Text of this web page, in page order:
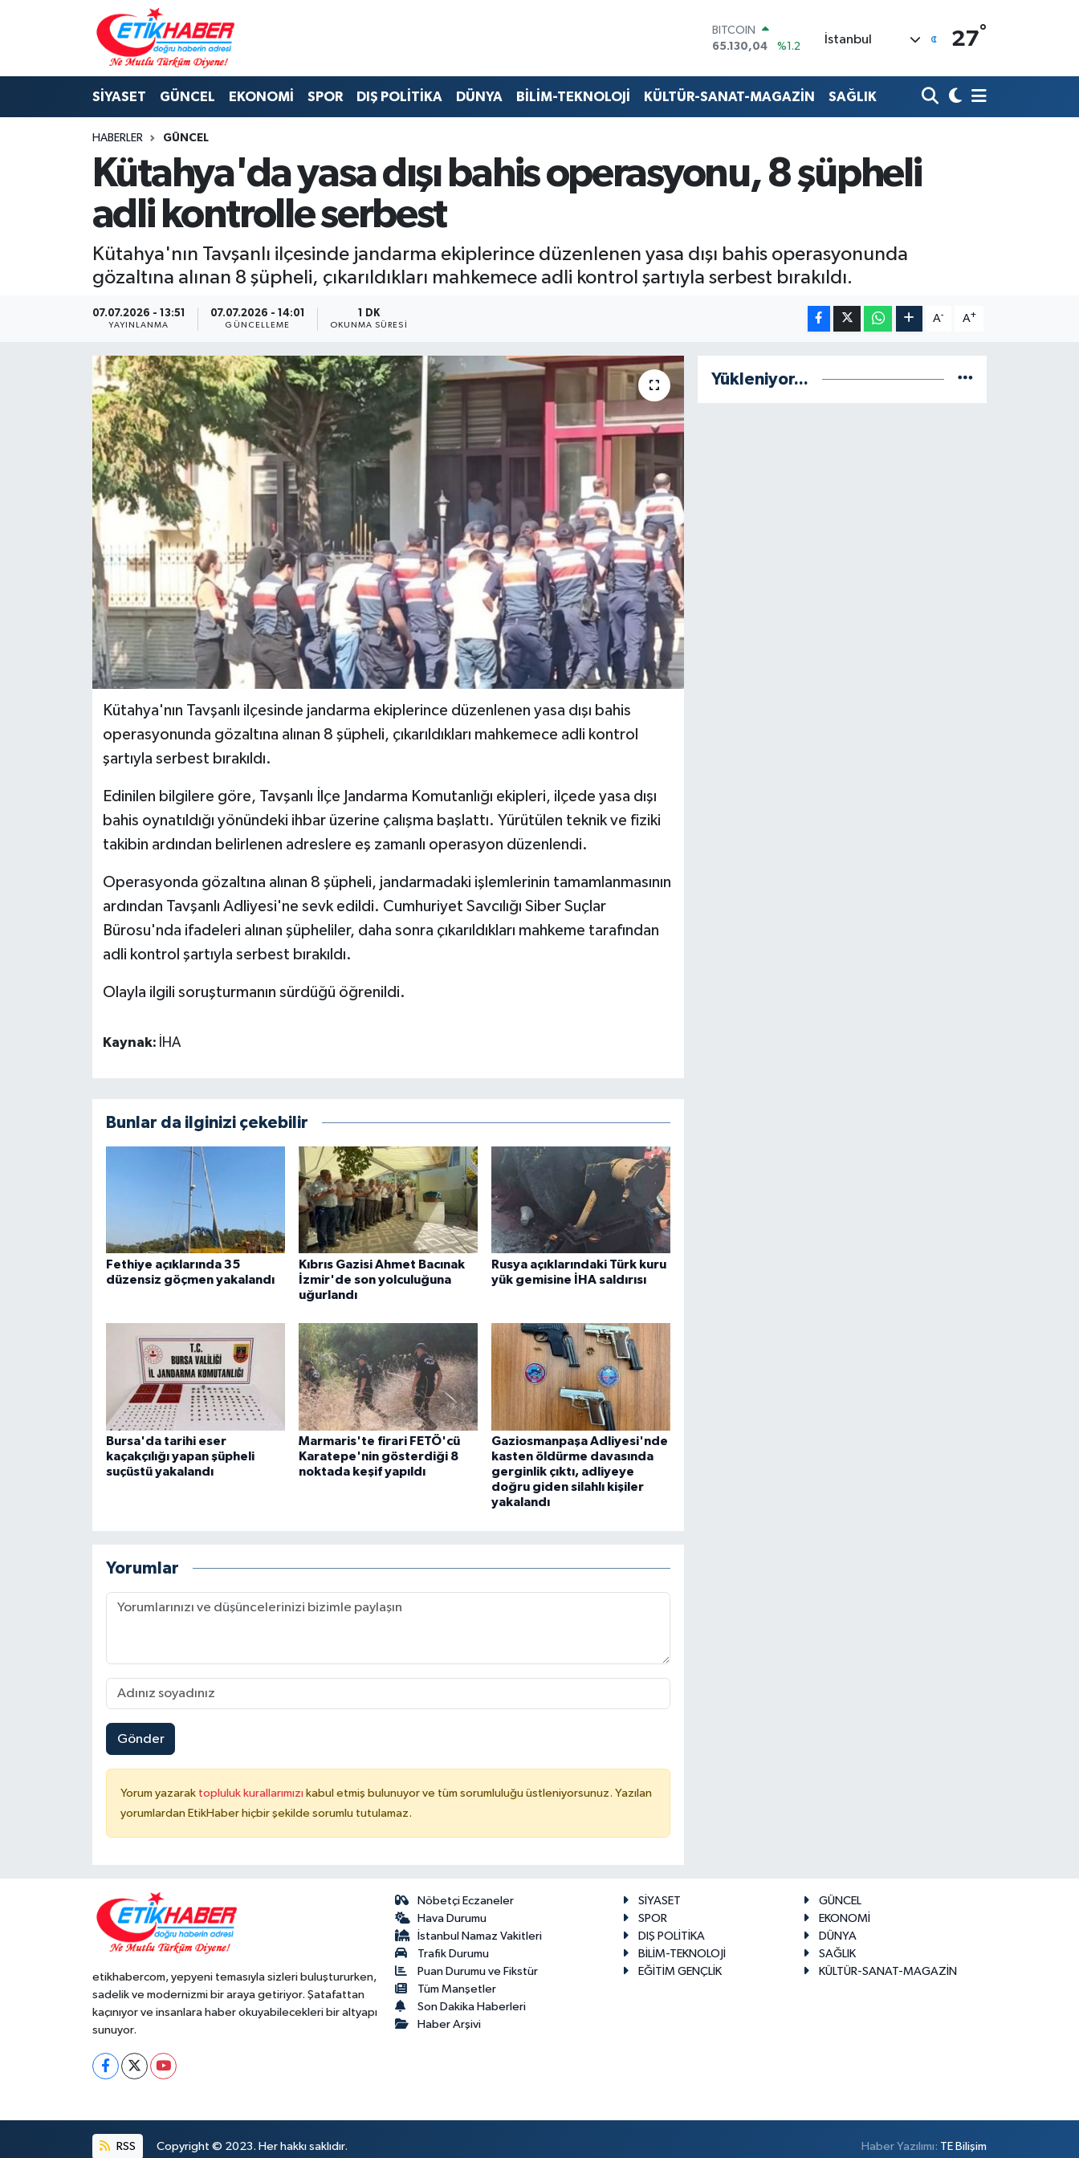
BITCOIN
65.130,04
%1.2
47,7436
%0.18
EURO
GRAM ALTIN
6648.99
%2.59
BİST100
İstanbul 27°
SİYASET GÜNCEL EKONOMİ SPOR DIŞ POLİTİKA DÜNYA BİLİM-TEKNOLOJİ KÜLTÜR-SANAT-MAGAZİN SAĞLIK
HABERLER GÜNCEL
Kütahya'da yasa dışı bahis operasyonu, 8 şüpheli
adli kontrolle serbest
Kütahya'nın Tavşanlı ilçesinde jandarma ekiplerince düzenlenen yasa dışı bahis operasyonunda
gözaltına alınan 8 şüpheli, çıkarıldıkları mahkemece adli kontrol şartıyla serbest bırakıldı.
07.07.2026 - 13:51
YAYINLANMA
07.07.2026 - 14:01
GÜNCELLEME
1 DK
OKUNMA SÜRESI
A- A+
Kütahya'nın Tavşanlı ilçesinde jandarma ekiplerince düzenlenen yasa dışı bahis
operasyonunda gözaltına alınan 8 şüpheli, çıkarıldıkları mahkemece adli kontrol
şartıyla serbest bırakıldı.
Edinilen bilgilere göre, Tavşanlı İlçe Jandarma Komutanlığı ekipleri, ilçede yasa dışı
bahis oynatıldığı yönündeki ihbar üzerine çalışma başlattı. Yürütülen teknik ve fiziki
takibin ardından belirlenen adreslere eş zamanlı operasyon düzenlendi.
Operasyonda gözaltına alınan 8 şüpheli, jandarmadaki işlemlerinin tamamlanmasının
ardından Tavşanlı Adliyesi'ne sevk edildi. Cumhuriyet Savcılığı Siber Suçlar
Bürosu'nda ifadeleri alınan şüpheliler, daha sonra çıkarıldıkları mahkeme tarafından
adli kontrol şartıyla serbest bırakıldı.
Olayla ilgili soruşturmanın sürdüğü öğrenildi.
Kaynak: İHA
Bunlar da ilginizi çekebilir
Fethiye açıklarında 35
düzensiz göçmen yakalandı
Kıbrıs Gazisi Ahmet Bacınak
İzmir'de son yolculuğuna
uğurlandı
Rusya açıklarındaki Türk kuru
yük gemisine İHA saldırısı
Bursa'da tarihi eser
kaçakçılığı yapan şüpheli
suçüstü yakalandı
Marmaris'te firari FETÖ'cü
Karatepe'nin gösterdiği 8
noktada keşif yapıldı
Gaziosmanpaşa Adliyesi'nde
kasten öldürme davasında
gerginlik çıktı, adliyeye
doğru giden silahlı kişiler
yakalandı
Yorumlar
Gönder
Yorum yazarak topluluk kurallarımızı kabul etmiş bulunuyor ve tüm sorumluluğu üstleniyorsunuz. Yazılan
yorumlardan EtikHaber hiçbir şekilde sorumlu tutulamaz.
Yükleniyor...
etikhabercom, yepyeni temasıyla sizleri buluştururken,
sadelik ve modernizmi bir araya getiriyor. Şatafattan
kaçınıyor ve insanlara haber okuyabilecekleri bir altyapı
sunuyor.
Nöbetçi Eczaneler
Hava Durumu
İstanbul Namaz Vakitleri
Trafik Durumu
Puan Durumu ve Fikstür
Tüm Manşetler
Son Dakika Haberleri
Haber Arşivi
SİYASET
GÜNCEL
SPOR
EKONOMİ
DIŞ POLİTİKA
DÜNYA
BİLİM-TEKNOLOJİ
SAĞLIK
EĞİTİM GENÇLİK
KÜLTÜR-SANAT-MAGAZİN
RSS Copyright © 2023. Her hakkı saklıdır. Haber Yazılımı: TE Bilişim
BİLİM-TEKNOLOJİ
DIŞ POLİTİKA
EĞİTİM GENÇLİK
EKONOMİ
KÜLTÜR-SANAT-MAGAZİN
ÖZEL HABER
RÖPORTAJLAR
SAĞLIK
SİYASET
GÜNCEL
Nöbetçi Eczaneler
Hava Durumu
İstanbul Namaz Vakitleri
Trafik Durumu
Süper Lig Puan Durumu ve Fikstür
Son Dakika Haberleri